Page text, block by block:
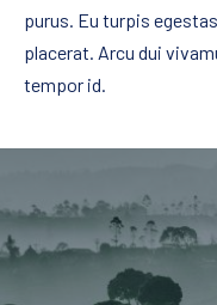
purus. Eu turpis
placerat. Arcu dui
tempor id.
PREVIOUS